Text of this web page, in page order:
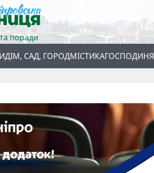
поради
ДІМ, САД, ГОРОДМІСТИКАГОСПОДИНЯ